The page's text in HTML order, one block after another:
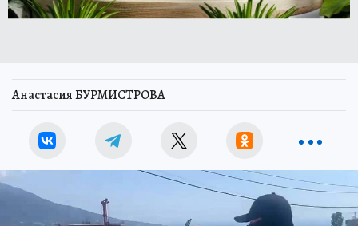
Анастасия БУРМИСТРОВА